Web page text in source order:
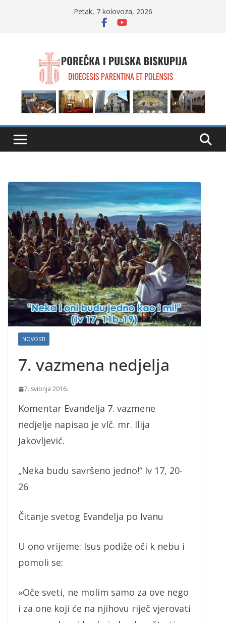
Petak, 7 kolovoza, 2026
NOVOSTI
7. vazmena nedjelja
7. svibnja 2016.
Komentar Evanđelja 7. vazmene
nedjelje napisao je vlč. mr. Ilija
Jakovljević.
„Neka budu savršeno jedno!“ Iv 17, 20-
26
Čitanje svetog Evanđelja po Ivanu
U ono vrijeme: Isus podiže oči k nebu i
pomoli se:
»Oče sveti, ne molim samo za ove nego
i za one koji će na njihovu riječ vjerovati